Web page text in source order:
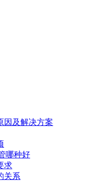
因及解决方案
哪种好
求
关系